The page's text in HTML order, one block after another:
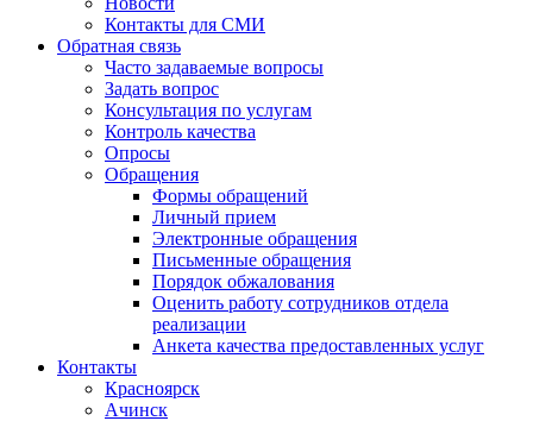
Контакты для СМИ
Обратная связь
Часто задаваемые вопросы
Задать вопрос
Консультация по услугам
Контроль качества
Опросы
Обращения
Формы обращений
Личный прием
Электронные обращения
Письменные обращения
Порядок обжалования
Оценить работу сотрудников отдела
реализации
Анкета качества предоставленных услуг
Контакты
Красноярск
Ачинск